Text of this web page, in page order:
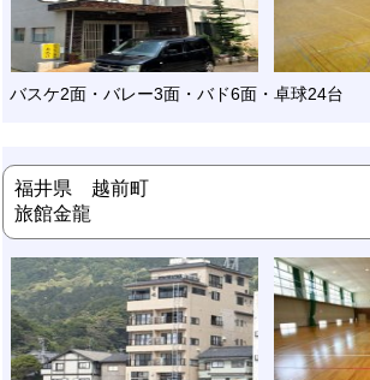
バスケ2面・バレー3面・バド6面・卓球24台
福井県 越前町
旅館金龍